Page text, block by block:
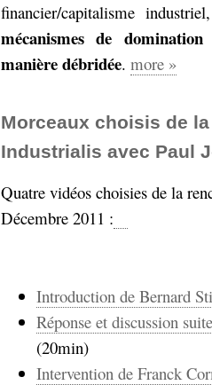
financier/capitalisme
mécanismes de
manière débridée. more »
Morceaux choisis de
Industrialis avec Paul
Quatre vidéos choisies de la
Décembre 2011 :
Introduction de Bernard
Réponse et discussion
(20min)
Intervention de Franck